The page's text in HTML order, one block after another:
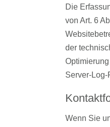
Die
von Art. 6
der
Server-Log-
Wenn Sie